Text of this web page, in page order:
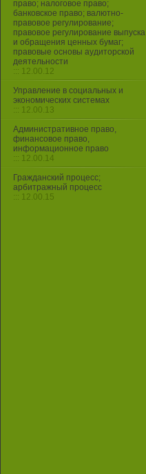
право; налоговое право;
банковское право; валютно-
правовое регулирование;
правовое регулирование выпуска
и обращения ценных бумаг;
правовые основы аудиторской
деятельности
::: 12.00.12
Управление в социальных и
экономических системах
::: 12.00.13
Административное право,
финансовое право,
информационное право
::: 12.00.14
Гражданский процесс;
арбитражный процесс
::: 12.00.15